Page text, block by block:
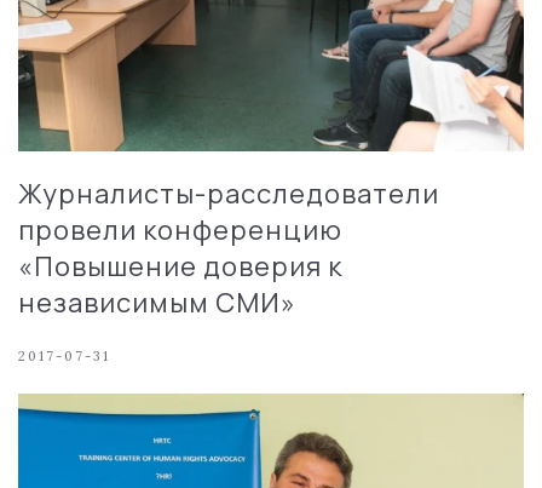
Журналисты-расследователи
провели конференцию
«Повышение доверия к
независимым СМИ»
2017-07-31